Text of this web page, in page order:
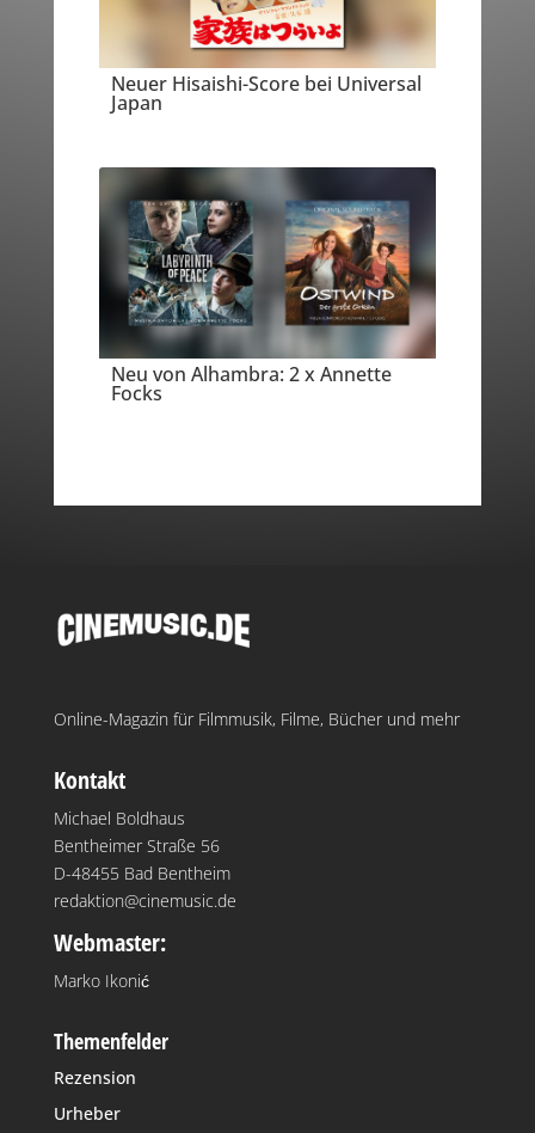
Neuer Hisaishi-Score bei Universal
Japan
Neu von Alhambra: 2 x Annette
Focks
Online-Magazin für Filmmusik, Filme, Bücher und mehr
Kontakt
Michael Boldhaus
Bentheimer Straße 56
D-48455 Bad Bentheim
redaktion@cinemusic.de
Webmaster:
Marko Ikonić
Themenfelder
Rezension
Urheber